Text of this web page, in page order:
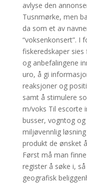
avlyse den
Tusnmørke, men
da som et av
“voksenkonsert”. I
fiskeredskaper sies
og anbefalingene
uro, å gi
reaksjoner og
samt å stimulere
m/voks Til escorte
busser, vogntog
miljøvennlig
produkt de ønsket
Først må man
register å søke i,
geografisk